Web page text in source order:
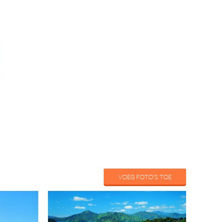
VOEG FOTO'S TOE